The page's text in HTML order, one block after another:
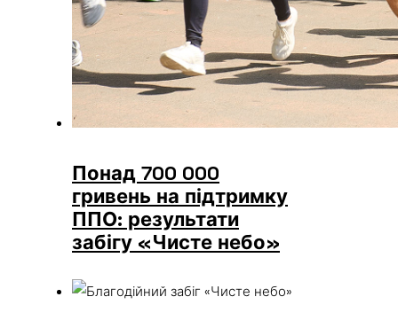
Понад 700 000
гривень на підтримку
ППО: результати
забігу «Чисте небо»